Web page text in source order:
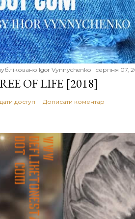
Igor Vynnychenko серпня 07,
OF LIFE [2018]
доступ Дописати коментар